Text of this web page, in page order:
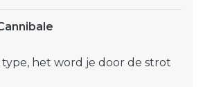
het word je door de strot